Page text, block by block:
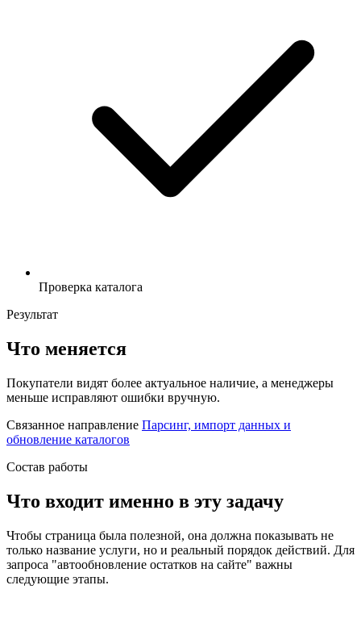
Проверка каталога
Результат
Что меняется
Покупатели видят более актуальное наличие, а менеджеры
меньше исправляют ошибки вручную.
Связанное направление Парсинг, импорт данных и
обновление каталогов
Состав работы
Что входит именно в эту задачу
Чтобы страница была полезной, она должна показывать не
только название услуги, но и реальный порядок действий. Для
запроса "автообновление остатков на сайте" важны
следующие этапы.